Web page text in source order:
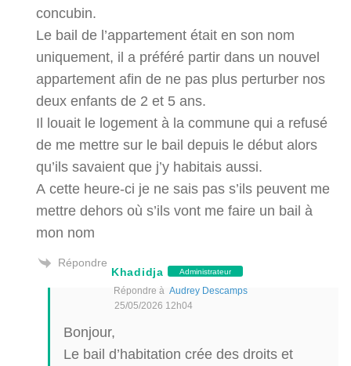
concubin.
Le bail de l’appartement était en son nom
uniquement, il a préféré partir dans un nouvel
appartement afin de ne pas plus perturber nos
deux enfants de 2 et 5 ans.
Il louait le logement à la commune qui a refusé
de me mettre sur le bail depuis le début alors
qu’ils savaient que j’y habitais aussi.
A cette heure-ci je ne sais pas s’ils peuvent me
mettre dehors où s’ils vont me faire un bail à
mon nom
Répondre
Khadidja Administrateur
Répondre à Audrey Descamps
25/05/2026 12h04
Bonjour,
Le bail d’habitation crée des droits et